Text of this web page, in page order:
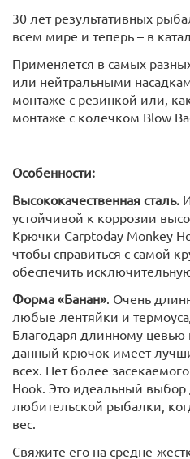
30 лет результативных
всем мире и теперь – в
Применяется в самых
или нейтральными
монтаже с резинкой или,
монтаже с колечком Blow
Особенности:
Высококачественная сталь.
устойчивой к коррозии
Крючки Carptoday Monkey
чтобы справиться с самой
обеспечить
Форма «Банан». Очень
любые лентяйки и
Благодаря длинному цевью
данный крючок имеет
всех. Нет более
Hook. Это идеальный
любительской рыбалки,
вес.
Свяжите его на средне-